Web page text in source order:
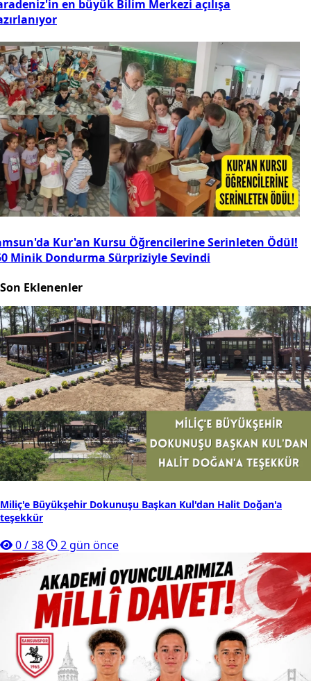
en büyük Bilim Merkezi açılışa
Kur'an Kursu Öğrencilerine Serinleten Ödül!
Minik Dondurma Sürpriziyle Sevindi
Son Eklenenler
Miliç'e Büyükşehir Dokunuşu Başkan Kul'dan Halit Doğan'a
teşekkür
0/38 2 gün önce